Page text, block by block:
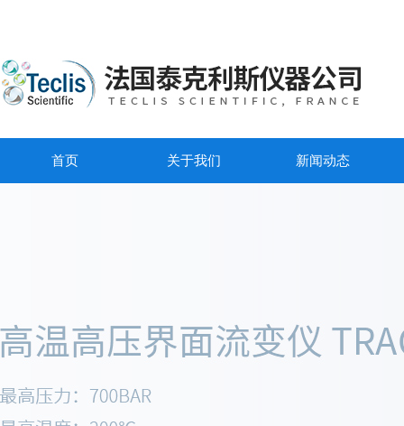
首页 关于我们 新闻动态